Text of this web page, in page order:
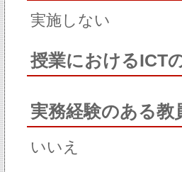
実施しない
授業におけるICT
実務経験のある教
いいえ